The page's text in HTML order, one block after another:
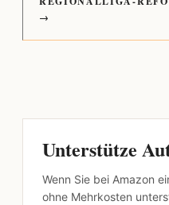
→
Unterstütze
Wenn Sie bei Amazon
ohne Mehrkosten